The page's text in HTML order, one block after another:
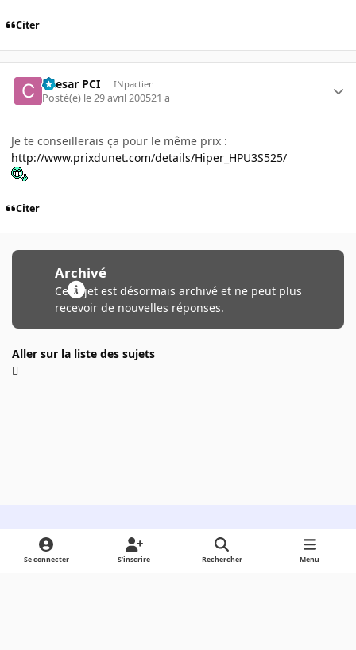
Citer
Caesar PCI INpactien
Posté(e) le 29 avril 200521 a
Je te conseillerais ça pour le même prix :
http://www.prixdunet.com/details/Hiper_HPU3S525/
Citer
Archivé
Ce sujet est désormais archivé et ne peut plus
recevoir de nouvelles réponses.
Aller sur la liste des sujets
Light ModeDark ModeSystem Preference
Se connecter S’inscrire Rechercher Menu